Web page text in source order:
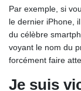
Par exemple, si
le dernier iPhone,
du célèbre
voyant le nom du
forcément faire
Je suis